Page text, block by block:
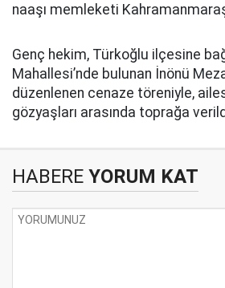
naaşı memleketi
Genç hekim, Türkoğlu ilçesine
Mahallesi’nde bulunan İnönü
düzenlenen cenaze töreniyle,
gözyaşları arasında toprağa
HABERE YORUM KAT